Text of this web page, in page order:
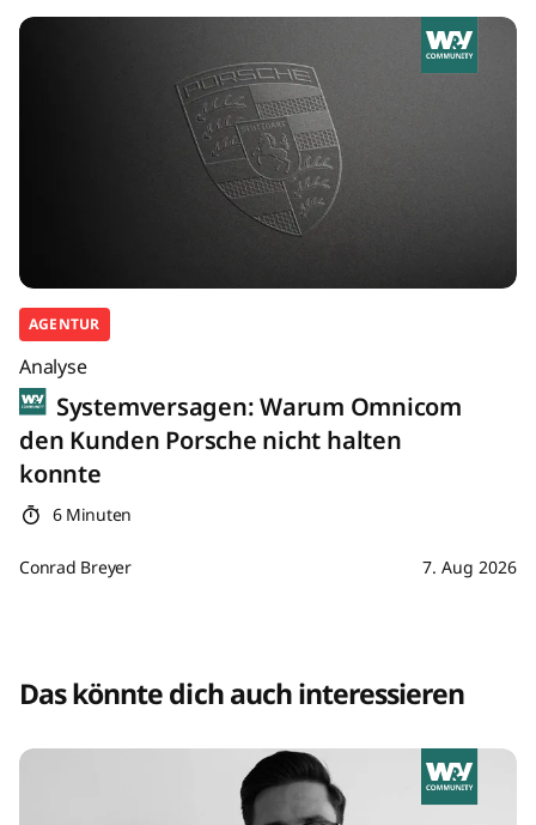
AGENTUR
Analyse
Systemversagen: Warum Omnicom
den Kunden Porsche nicht halten
konnte
6 Minuten
Conrad Breyer 7. Aug 2026
Das könnte dich auch interessieren